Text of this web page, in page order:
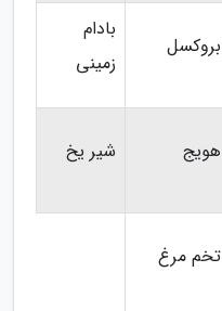
بروکسل
بادام
زمینی
هویج شیر یخ
تخم مرغ